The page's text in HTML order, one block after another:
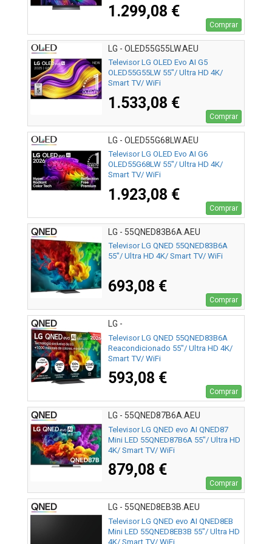
1.299,08 €
Comprar
LG - OLED55G55LW.AEU
Televisor LG OLED Evo AI G5
OLED55G55LW 55"/ Ultra HD 4K/
Smart TV/ WiFi
1.533,08 €
Comprar
LG - OLED55G68LW.AEU
Televisor LG OLED Evo AI G6
OLED55G68LW 55"/ Ultra HD 4K/
Smart TV/ WiFi
1.923,08 €
Comprar
LG - 55QNED83B6A.AEU
Televisor LG QNED 55QNED83B6A
55"/ Ultra HD 4K/ Smart TV/ WiFi
693,08 €
Comprar
LG -
Televisor LG QNED 55QNED83B6A
Reacondicionado 55"/ Ultra HD 4K/
Smart TV/ WiFi
593,08 €
Comprar
LG - 55QNED87B6A.AEU
Televisor LG QNED evo AI QNED87
Mini LED 55QNED87B6A 55"/ Ultra HD
4K/ Smart TV/ WiFi
879,08 €
Comprar
LG - 55QNED8EB3B.AEU
Televisor LG QNED evo AI QNED8EB
Mini LED 55QNED8EB3B 55"/ Ultra HD
4K/ Smart TV/ WiFi